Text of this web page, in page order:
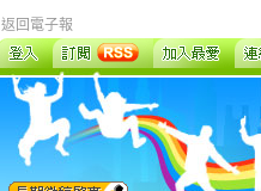
返回電子報